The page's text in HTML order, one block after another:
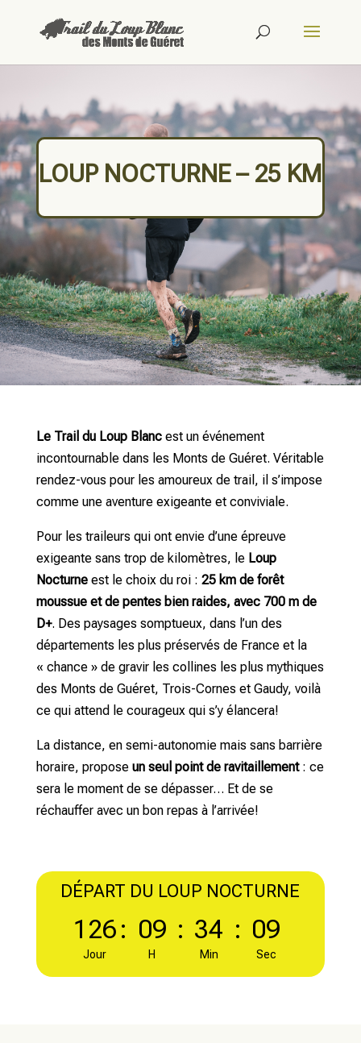
LOUP NOCTURNE – 25 KM
Le Trail du Loup Blancest un événement
incontournable dans les Monts de Guéret. Véritable
rendez-vous pour les amoureux de trail, il s’impose
comme une aventure exigeante et conviviale.
Pour les traileurs qui ont envie d’une épreuve
exigeante sans trop de kilomètres, le Loup
Nocturneest le choix du roi : 25 km de forêt
moussue et de pentes bien raides, avec 700 m de
D+. Des paysages somptueux, dans l’un des
départements les plus préservés de France et la
« chance » de gravir les collines les plus mythiques
des Monts de Guéret, Trois-Cornes et Gaudy, voilà
ce qui attend le courageux qui s’y élancera!
La distance, en semi-autonomie mais sans barrière
horaire, propose un seul point de ravitaillement : ce
sera le moment de se dépasser… Et de se
réchauffer avec un bon repas à l’arrivée!
DÉPART DU LOUP NOCTURNE
126
Jour
: 09
H
: 34
Min
: 09
Sec